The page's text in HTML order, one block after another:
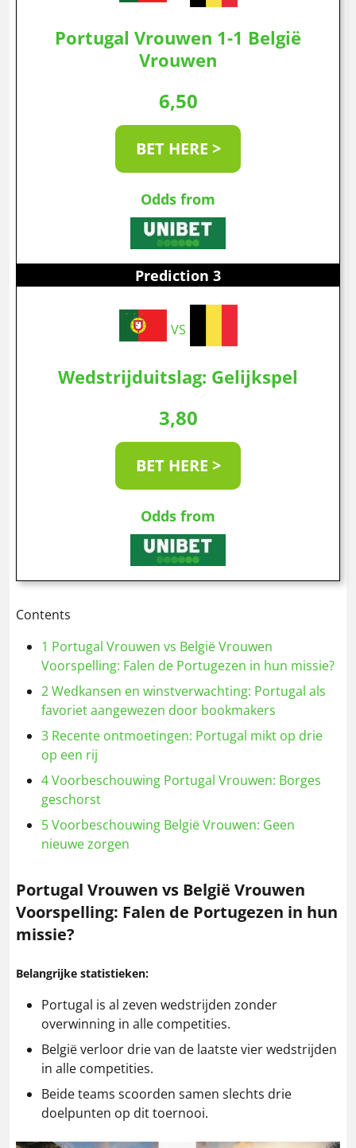
Portugal Vrouwen 1-1 België
Vrouwen
6,50
BET HERE >
Odds from
Prediction 3
VS
Wedstrijduitslag: Gelijkspel
3,80
BET HERE >
Odds from
Contents
1 Portugal Vrouwen vs België Vrouwen
Voorspelling: Falen de Portugezen in hun missie?
2Wedkansen en winstverwachting: Portugal als
favoriet aangewezen door bookmakers
3 Recente ontmoetingen: Portugal mikt op drie
op een rij
4Voorbeschouwing Portugal Vrouwen: Borges
geschorst
5Voorbeschouwing België Vrouwen: Geen
nieuwe zorgen
Portugal Vrouwen vs België Vrouwen
Voorspelling: Falen de Portugezen in hun
missie?
Belangrijke statistieken:
Portugal is al zeven wedstrijden zonder
overwinning in alle competities.
België verloor drie van de laatste vier wedstrijden
in alle competities.
Beide teams scoorden samen slechts drie
doelpunten op dit toernooi.